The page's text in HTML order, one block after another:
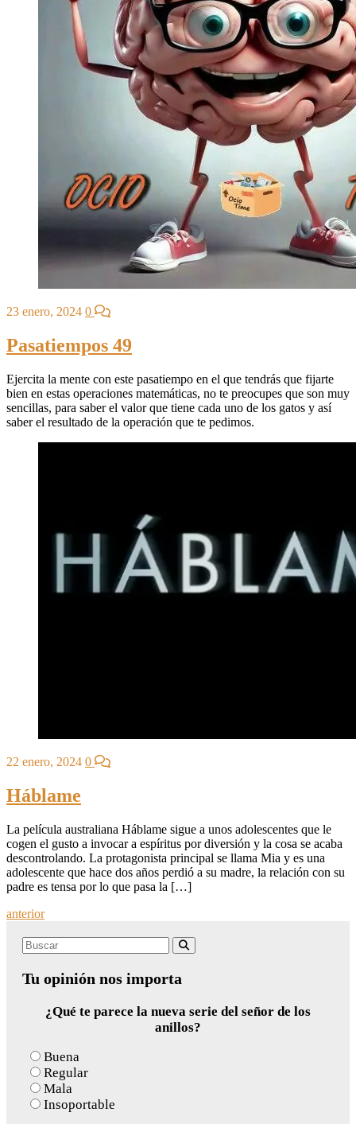
23 enero, 2024 0
Pasatiempos 49
Ejercita la mente con este pasatiempo en el que tendrás que fijarte
bien en estas operaciones matemáticas, no te preocupes que son muy
sencillas, para saber el valor que tiene cada uno de los gatos y así
saber el resultado de la operación que te pedimos.
22 enero, 2024 0
Háblame
La película australiana Háblame sigue a unos adolescentes que le
cogen el gusto a invocar a espíritus por diversión y la cosa se acaba
descontrolando. La protagonista principal se llama Mia y es una
adolescente que hace dos años perdió a su madre, la relación con su
padre es tensa por lo que pasa la […]
Posts
navigation
anterior
Search
Tu opinión nos importa
¿Qué te parece la nueva serie del señor de los
anillos?
Buena
Regular
Mala
Insoportable